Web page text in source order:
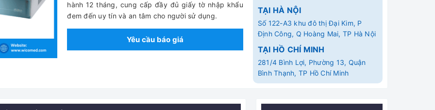
hành 12 tháng, cung cấp đầy đủ giấy tờ nhập khẩu
đem đến uy tín và an tâm cho người sử dụng.
Yêu cầu báo giá
TẠI HÀ NỘI
Số 122-A3 khu đô thị Đại Kim, P
Định Công, Q Hoàng Mai, TP Hà Nội
TẠI HỒ CHÍ MINH
281/4 Bình Lợi, Phường 13, Quận
Bình Thạnh, TP Hồ Chí Minh